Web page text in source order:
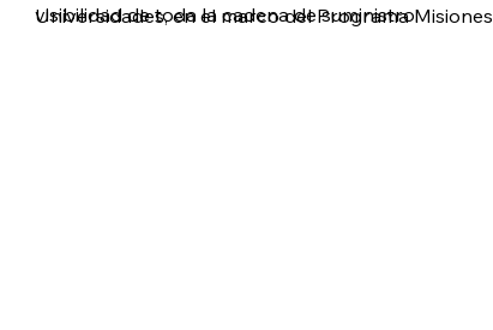
visibilidad de toda la cadena de suministro.
Universidades, en el marco del Programa